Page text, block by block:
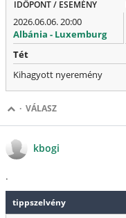
IDŐPONT / ESEMÉNY
2026.06.06. 20:00
Albánia - Luxemburg
Tét
Kihagyott nyeremény
· VÁLASZ
kbogi
.
tippszelvény